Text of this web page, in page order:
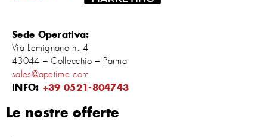
Sede Operativa:
Via Lemignano n. 4
43044 – Collecchio – Parma
sales@apetime.com
INFO: +39 0521-804743
Le nostre offerte